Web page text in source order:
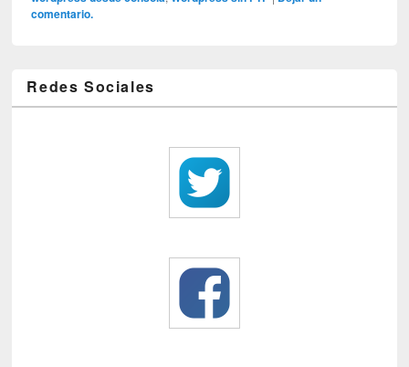
comentario.
Redes Sociales